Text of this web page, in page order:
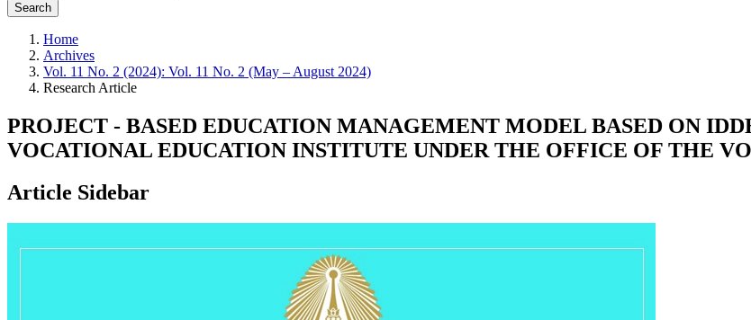
Search
Home
Archives
Vol. 11 No. 2 (2024): Vol. 11 No. 2 (May – August 2024)
Research Article
PROJECT - BASED EDUCATION MANAGEMENT MODEL BASED ON
VOCATIONAL EDUCATION INSTITUTE UNDER THE OFFICE OF THE
Article Sidebar